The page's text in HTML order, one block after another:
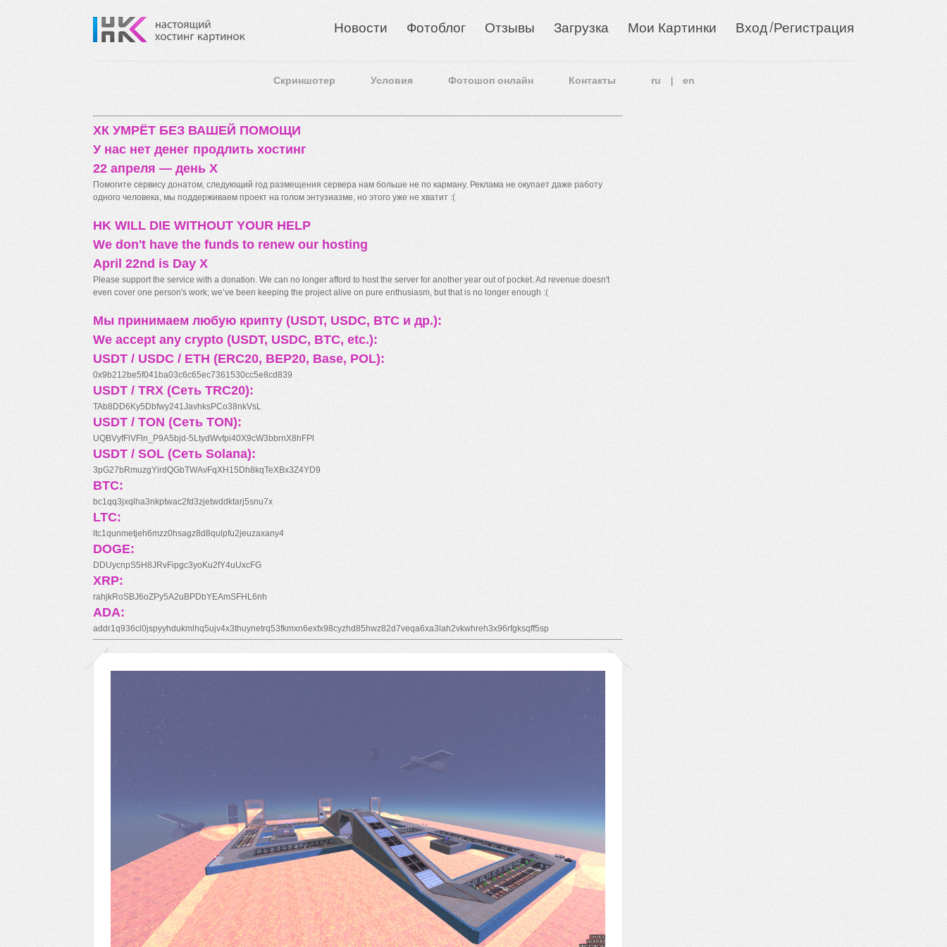
Новости Фотоблог Отзывы Загрузка Мои Картинки Вход/Регистрация
Скриншотер Условия Фотошоп онлайн Контакты ru en
ХК УМРЁТ БЕЗ ВАШЕЙ ПОМОЩИ
У нас нет денег продлить хостинг
22 апреля — день X
Помогите сервису донатом, следующий год размещения сервера нам больше не по карману. Реклама не окупает даже работу
одного человека, мы поддерживаем проект на голом энтузиазме, но этого уже не хватит :(
HK WILL DIE WITHOUT YOUR HELP
We don't have the funds to renew our hosting
April 22nd is Day X
Please support the service with a donation. We can no longer afford to host the server for another year out of pocket. Ad revenue doesn't
even cover one person's work; we’ve been keeping the project alive on pure enthusiasm, but that is no longer enough :(
Мы принимаем любую крипту (USDT, USDC, BTC и др.):
We accept any crypto (USDT, USDC, BTC, etc.):
USDT / USDC / ETH (ERC20, BEP20, Base, POL):
0x9b212be5f041ba03c6c65ec7361530cc5e8cd839
USDT / TRX (Сеть TRC20):
TAb8DD6Ky5Dbfwy241JavhksPCo38nkVsL
USDT / TON (Сеть TON):
UQBVyfFlVFln_P9A5bjd-5LtydWvfpi40X9cW3bbrnX8hFPl
USDT / SOL (Сеть Solana):
3pG27bRmuzgYirdQGbTWAvFqXH15Dh8kqTeXBx3Z4YD9
BTC:
bc1qq3jxqlha3nkptwac2fd3zjetwddktarj5snu7x
LTC:
ltc1qunmetjeh6mzz0hsagz8d8qulpfu2jeuzaxany4
DOGE:
DDUycnpS5H8JRvFipgc3yoKu2fY4uUxcFG
XRP:
rahjkRoSBJ6oZPy5A2uBPDbYEAmSFHL6nh
ADA:
addr1q936cl0jspyyhdukmlhq5ujv4x3thuynetrq53fkmxn6exfx98cyzhd85hwz82d7veqa6xa3lah2vkwhreh3x96rfgksqff5sp